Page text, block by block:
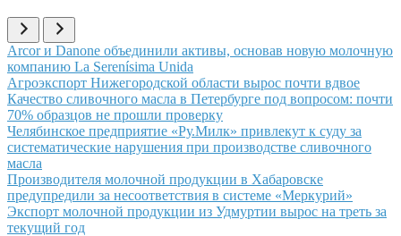
Иллюстрация новости
Arcor и Danone объединили активы, основав новую молочную
компанию La Serenísima Unida
Иллюстрация новости
Агроэкспорт Нижегородской области вырос почти вдвое
Иллюстрация новости
Качество сливочного масла в Петербурге под вопросом: почти
70% образцов не прошли проверку
Иллюстрация новости
Челябинское предприятие «Ру.Милк» привлекут к суду за
систематические нарушения при производстве сливочного
масла
Иллюстрация новости
Производителя молочной продукции в Хабаровске
предупредили за несоответствия в системе «Меркурий»
Иллюстрация новости
Экспорт молочной продукции из Удмуртии вырос на треть за
текущий год